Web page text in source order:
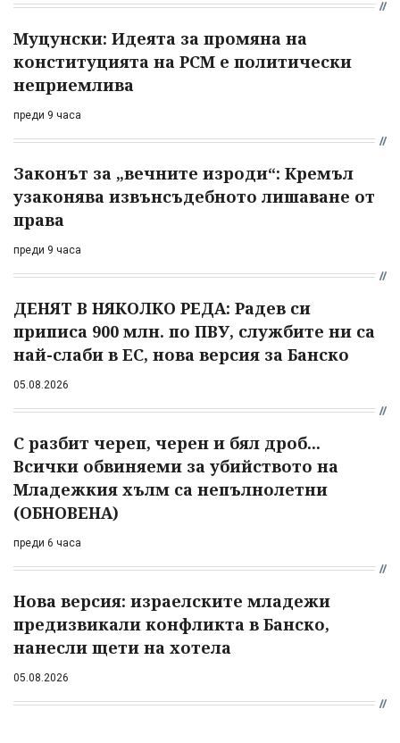
Муцунски: Идеята за промяна на
конституцията на РСМ е политически
неприемлива
преди 9 часа
Законът за „вечните изроди“: Кремъл
узаконява извънсъдебното лишаване от
права
преди 9 часа
ДЕНЯТ В НЯКОЛКО РЕДА: Радев си
приписа 900 млн. по ПВУ, службите ни са
най-слаби в ЕС, нова версия за Банско
05.08.2026
С разбит череп, черен и бял дроб...
Всички обвиняеми за убийството на
Младежкия хълм са непълнолетни
(ОБНОВЕНА)
преди 6 часа
Нова версия: израелските младежи
предизвикали конфликта в Банско,
нанесли щети на хотела
05.08.2026